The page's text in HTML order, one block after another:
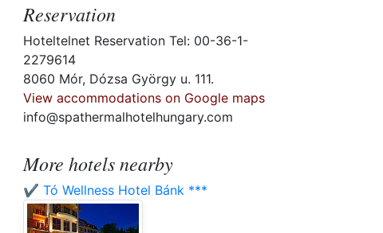
Reservation
Hoteltelnet Reservation Tel: 00-36-1-
2279614
8060 Mór, Dózsa György u. 111.
View accommodations on Google maps
info@spathermalhotelhungary.com
More hotels nearby
✔️ Tó Wellness Hotel Bánk ***